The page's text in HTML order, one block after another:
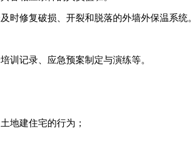
时修复破损、开裂和脱落的外墙外保温系统。
训记录、应急预案制定与演练等。
地建住宅的行为；